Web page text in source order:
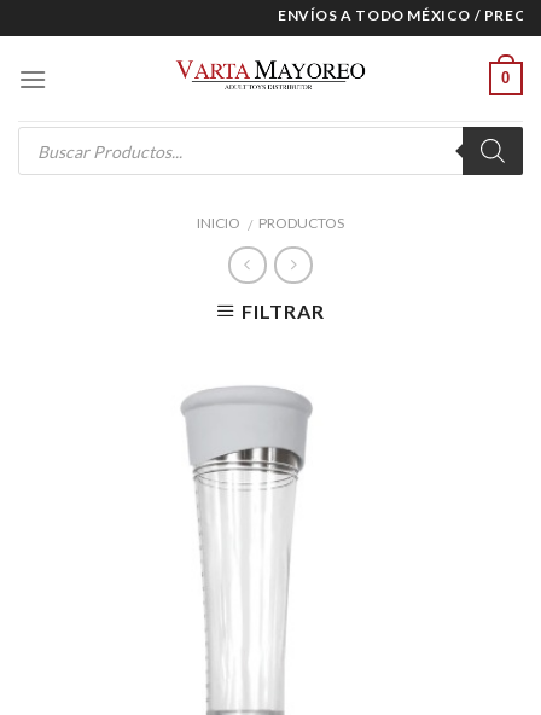
to
content
ENVÍOS A TODO MÉXICO /
0
Products
search
INICIO / PRODUCTOS
FILTRAR